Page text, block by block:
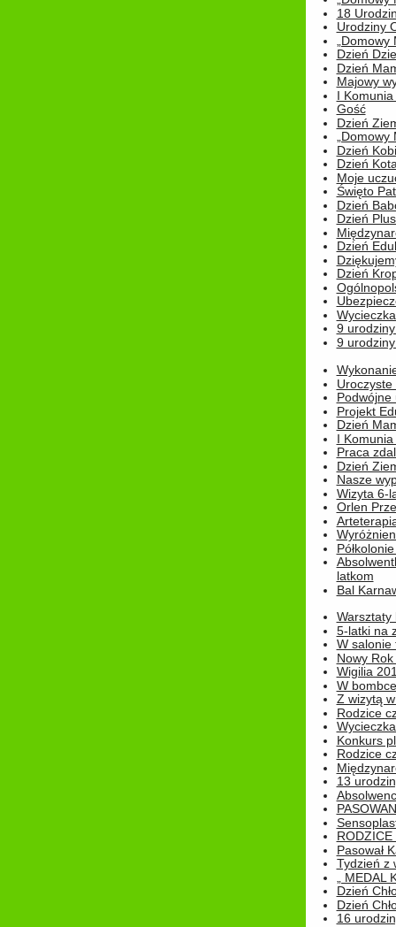
18
Urodziny
Dzień
Dzień
Majowy
I
Gość
Dzień
Dzień
Dzień
Moje
Święto
Dzień
Dzień
Dzień
Dzień
9
9
Podwójne
Projekt
Dzień
I
Praca
Dzień
Nasze
Wizyta 6-
Orlen
latkom
Bal
Warsztaty
5-latki na
W salonie
Nowy
Wigilia
W bombce
Z wizytą
Rodzice
Konkurs
Rodzice
13
Pasował
Tydzień z
„
Dzień
Dzień
16